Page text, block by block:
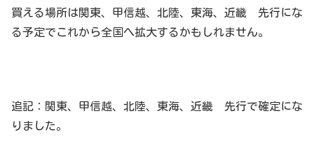
買える場所は関東、甲信越、北陸、東海、近畿 先行にな
る予定でこれから全国へ拡大するかもしれません。
追記：関東、甲信越、北陸、東海、近畿 先行で確定にな
りました。